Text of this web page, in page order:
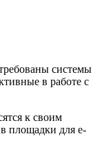
системы
в работе с
к своим
площадки для e-